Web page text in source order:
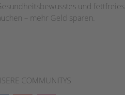
und fettfreies
– mehr Geld sparen.
COMMUNITYS